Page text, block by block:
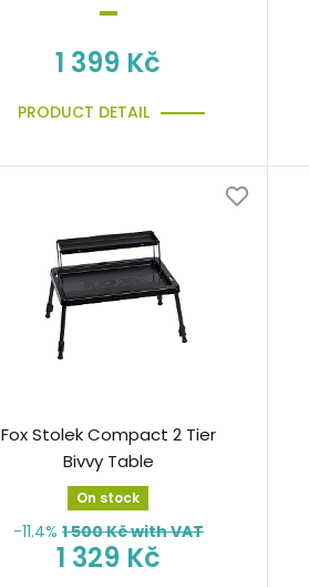
Bag
1 399 Kč
PRODUCT DETAIL
Fox Stolek Compact 2 Tier
Bivvy Table
On stock
-11.4% 1 500Kč with VAT
1 329 Kč